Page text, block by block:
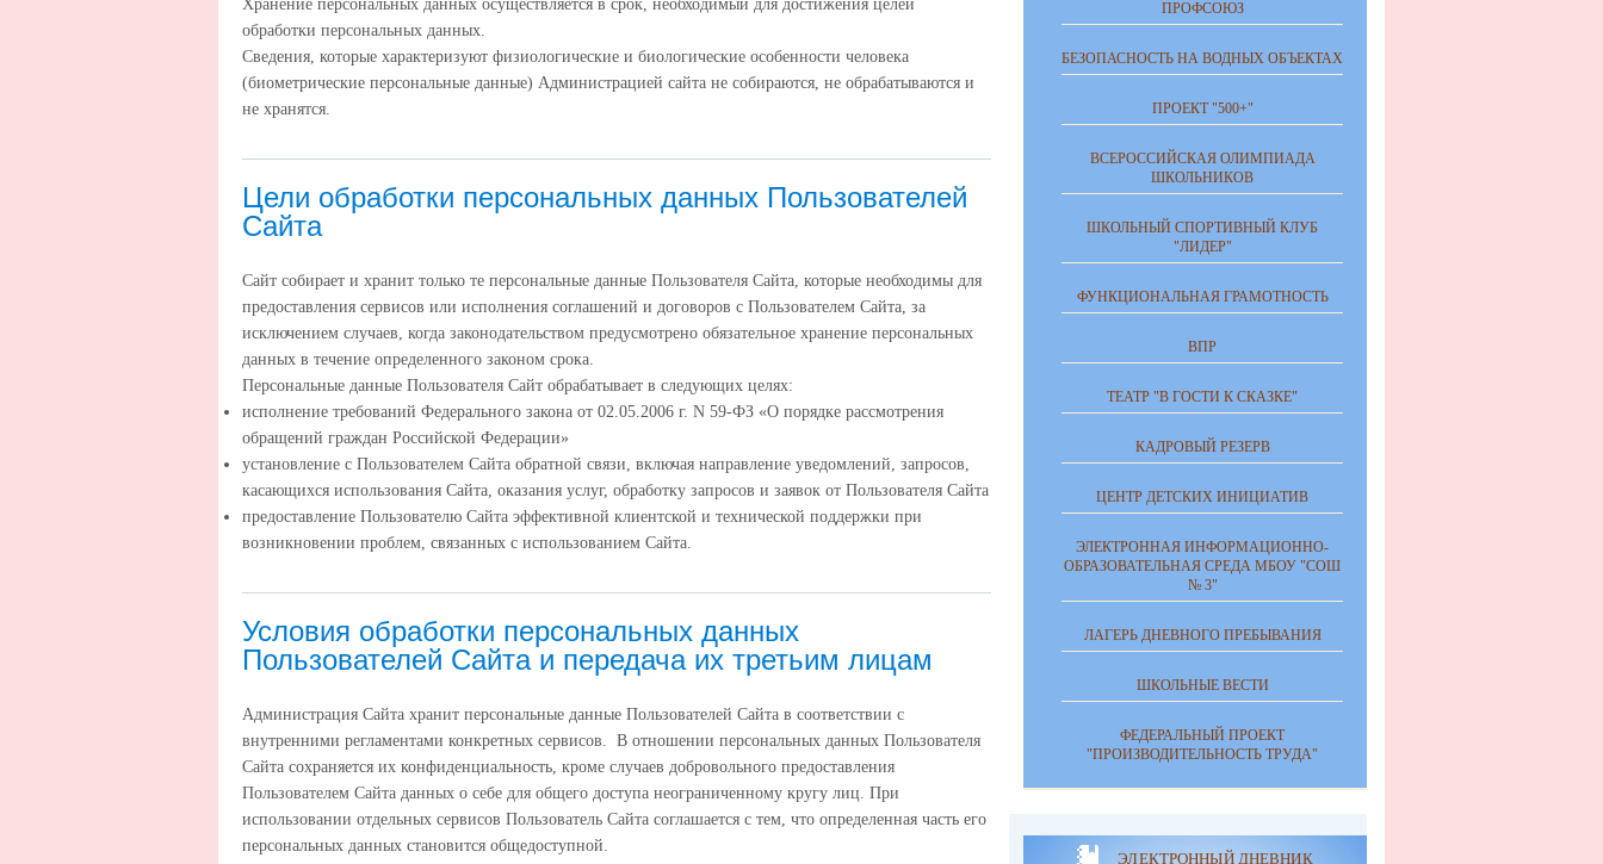
Хранение персональных данных осуществляется в срок, необходимый для достижения целей
обработки персональных данных.
Сведения, которые характеризуют физиологические и биологические особенности человека
(биометрические персональные данные) Администрацией сайта не собираются, не обрабатываются и
не хранятся.
Цели обработки персональных данных Пользователей
Сайта
Сайт собирает и хранит только те персональные данные Пользователя Сайта, которые необходимы для
предоставления сервисов или исполнения соглашений и договоров с Пользователем Сайта, за
исключением случаев, когда законодательством предусмотрено обязательное хранение персональных
данных в течение определенного законом срока.
Персональные данные Пользователя Сайт обрабатывает в следующих целях:
исполнение требований Федерального закона от 02.05.2006 г. N 59-ФЗ «О порядке рассмотрения
обращений граждан Российской Федерации»
установление с Пользователем Сайта обратной связи, включая направление уведомлений, запросов,
касающихся использования Сайта, оказания услуг, обработку запросов и заявок от Пользователя Сайта
предоставление Пользователю Сайта эффективной клиентской и технической поддержки при
возникновении проблем, связанных с использованием Сайта.
Условия обработки персональных данных
Пользователей Сайта и передача их третьим лицам
Администрация Сайта хранит персональные данные Пользователей Сайта в соответствии с
внутренними регламентами конкретных сервисов. В отношении персональных данных Пользователя
Сайта сохраняется их конфиденциальность, кроме случаев добровольного предоставления
Пользователем Сайта данных о себе для общего доступа неограниченному кругу лиц. При
использовании отдельных сервисов Пользователь Сайта соглашается с тем, что определенная часть его
персональных данных становится общедоступной.
ПРОФСОЮЗ
БЕЗОПАСНОСТЬ НА ВОДНЫХ ОБЪЕКТАХ
ПРОЕКТ "500+"
ВСЕРОССИЙСКАЯ ОЛИМПИАДА
ШКОЛЬНИКОВ
ШКОЛЬНЫЙ СПОРТИВНЫЙ КЛУБ
"ЛИДЕР"
ФУНКЦИОНАЛЬНАЯ ГРАМОТНОСТЬ
ВПР
ТЕАТР "В ГОСТИ К СКАЗКЕ"
КАДРОВЫЙ РЕЗЕРВ
ЦЕНТР ДЕТСКИХ ИНИЦИАТИВ
ЭЛЕКТРОННАЯ ИНФОРМАЦИОННО-
ОБРАЗОВАТЕЛЬНАЯ СРЕДА МБОУ "СОШ
№ 3"
ЛАГЕРЬ ДНЕВНОГО ПРЕБЫВАНИЯ
ШКОЛЬНЫЕ ВЕСТИ
ФЕДЕРАЛЬНЫЙ ПРОЕКТ
"ПРОИЗВОДИТЕЛЬНОСТЬ ТРУДА"
ЭЛЕКТРОННЫЙ ДНЕВНИК